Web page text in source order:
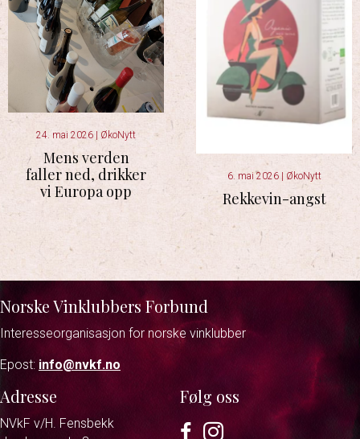
24. mai 2026 | ØkoNytt
Mens verden
faller ned, drikker
vi Europa opp
6. mai 2026 ØkoNytt
Rekkevin-angst
Norske Vinklubbers Forbund
Interesseorganisasjon for norske vinklubber
Epost: info@nvkf.no
Adresse
NVkF v/H. Fensbekk
Følg oss
Facebook
Instagram